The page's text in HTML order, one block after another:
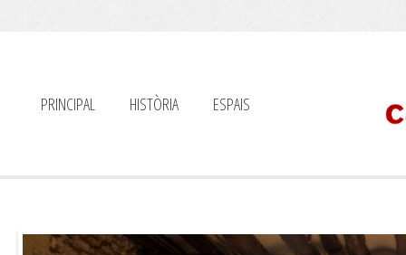
PRINCIPAL HISTÒRIA ESPAIS